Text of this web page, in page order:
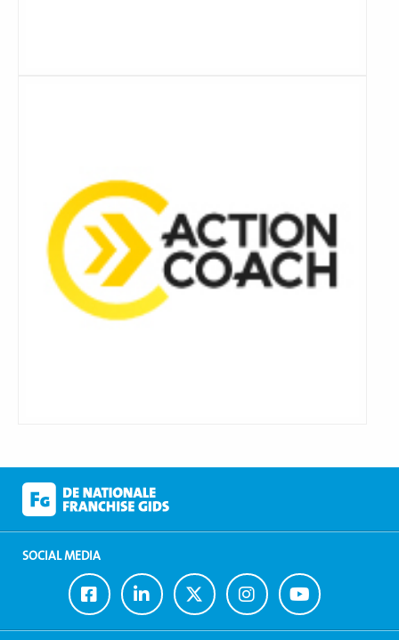
SOCIAL MEDIA
Ga
naar
Facebook
Ga
naar
LinkedIn
Ga
naar
Twitter
Ga
naar
Instagram
Ga
naar
Youtube